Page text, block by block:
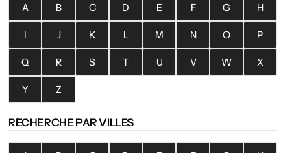
A B C D E F G H
I J K L M N O P
Q R S T U V W X
Y Z
RECHERCHE PAR VILLES